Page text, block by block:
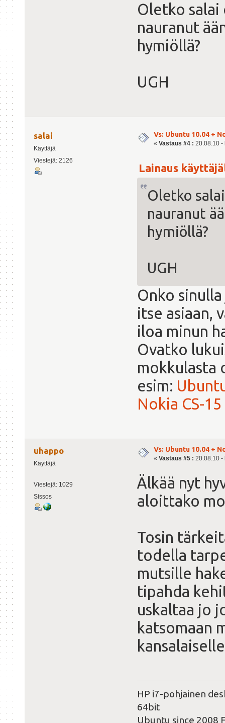
Oletko salai
nauranut
hymiöllä?
UGH
salai
Käyttäjä
Viestejä: 2126
Vs: Ubuntu 10.04 +
« Vastaus #4 : 20.08.10 -
Lainaus
Oletko
nauranut
hymiöllä?
UGH
Onko
itse asiaan,
iloa minun
Ovatko
mokkulasta
esim:
Nokia CS-15
uhappo
Käyttäjä
Viestejä: 1029
Sissos
Vs: Ubuntu 10.04 +
« Vastaus #5 : 20.08.10 -
Älkää nyt
aloittako
Tosin
todella
mutsille
tipahda
uskaltaa jo
katsomaan
HP i7-pohjainen
64bit
Ubuntu since 2008